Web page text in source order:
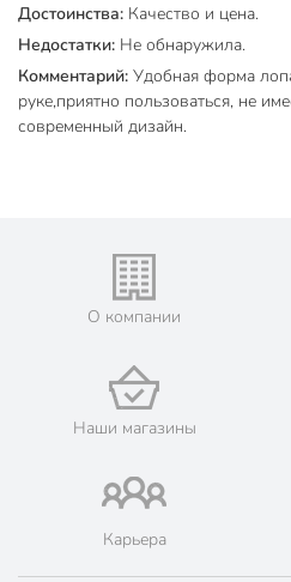
Габариты упаковки
Достоинства: Качество и цена.
Недостатки: Не обнаружила.
Комментарий: Удобная форма
руке,приятно пользоваться, не
современный дизайн.
О компании
Наши магазины
Карьера